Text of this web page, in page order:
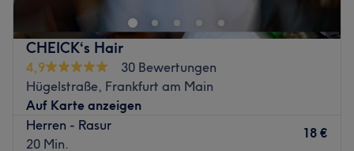
CHEICK‘s Hair
4,9
30 Bewertungen
Hügelstraße, Frankfurt am Main
Auf Karte anzeigen
Herren - Rasur
20 Min.
18 €